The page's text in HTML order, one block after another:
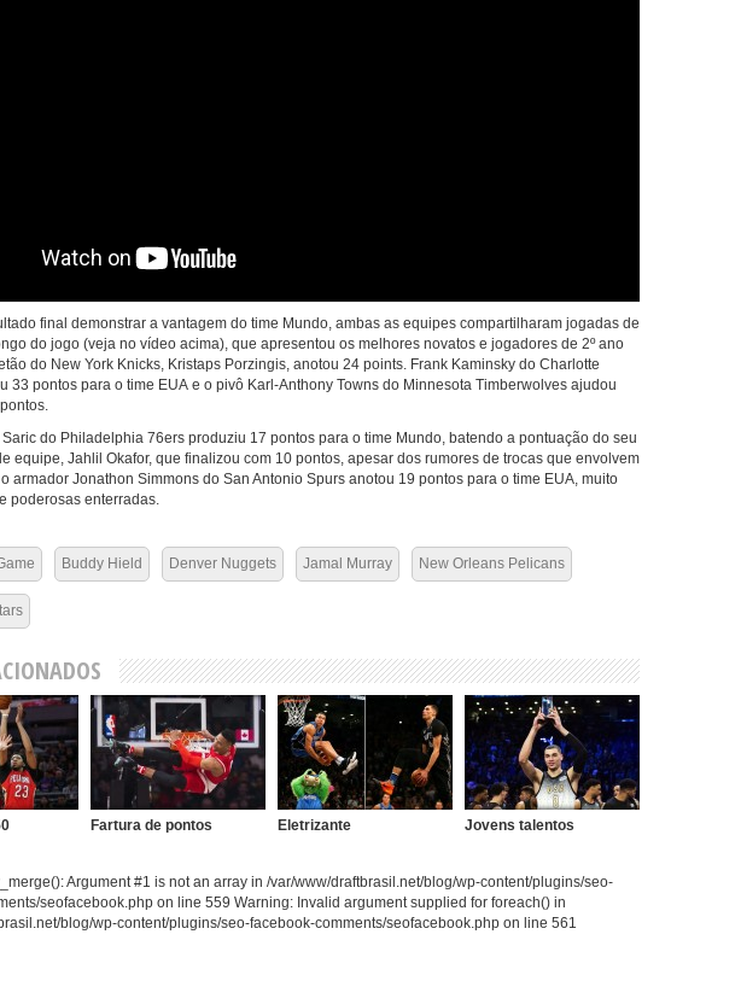
final demonstrar a vantagem do time Mundo, ambas as equipes compartilharam jogadas de
do jogo (veja no vídeo acima), que apresentou os melhores novatos e jogadores de 2º ano
do New York Knicks, Kristaps Porzingis, anotou 24 points. Frank Kaminsky do Charlotte
33 pontos para o time EUA e o pivô Karl-Anthony Towns do Minnesota Timberwolves ajudou
do Philadelphia 76ers produziu 17 pontos para o time Mundo, batendo a pontuação do seu
equipe, Jahlil Okafor, que finalizou com 10 pontos, apesar dos rumores de trocas que envolvem
armador Jonathon Simmons do San Antonio Spurs anotou 19 pontos para o time EUA, muito
poderosas enterradas.
Buddy Hield Denver Nuggets Jamal Murray New Orleans Pelicans
Fartura de pontos Eletrizante Jovens talentos
Argument #1 is not an array in /var/www/draftbrasil.net/blog/wp-content/plugins/seo-
seofacebook.php on line 559 Warning: Invalid argument supplied for foreach() in
blog/wp-content/plugins/seo-facebook-comments/seofacebook.php on line 561